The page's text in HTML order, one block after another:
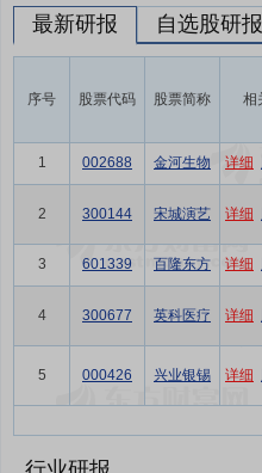
最新研报 自选股研报
序号 股票代码 股票简称 相
1 002688 金河生物 详细
2 300144 宋城演艺 详细
3 601339 百隆东方 详细
4 300677 英科医疗 详细
5 000426 兴业银锡 详细